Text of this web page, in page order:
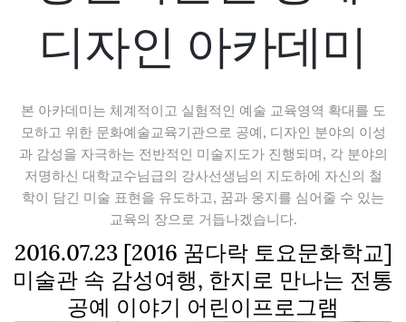
디자인 아카데미
본 아카데미는 체계적이고 실험적인 예술 교육영역 확대를 도
모하고 위한 문화예술교육기관으로 공예, 디자인 분야의 이성
과 감성을 자극하는 전반적인 미술지도가 진행되며, 각 분야의
저명하신 대학교수님급의 강사선생님의 지도하에 자신의 철
학이 담긴 미술 표현을 유도하고, 꿈과 웅지를 심어줄 수 있는
교육의 장으로 거듭나겠습니다.
2016.07.23 [2016 꿈다락 토요문화학교]
미술관 속 감성여행, 한지로 만나는 전통
공예 이야기 어린이프로그램